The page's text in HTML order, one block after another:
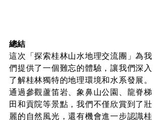
總結
這次「探索桂林山水地理交流團」為我
們提供了一個難忘的體驗，讓我們深入
了解桂林獨特的地理環境和水系發展。
通過參觀蘆笛岩、象鼻山公園、龍脊梯
田和貢院等景點，我們不僅欣賞到了壯
麗的自然風光，還有機會進一步認識桂